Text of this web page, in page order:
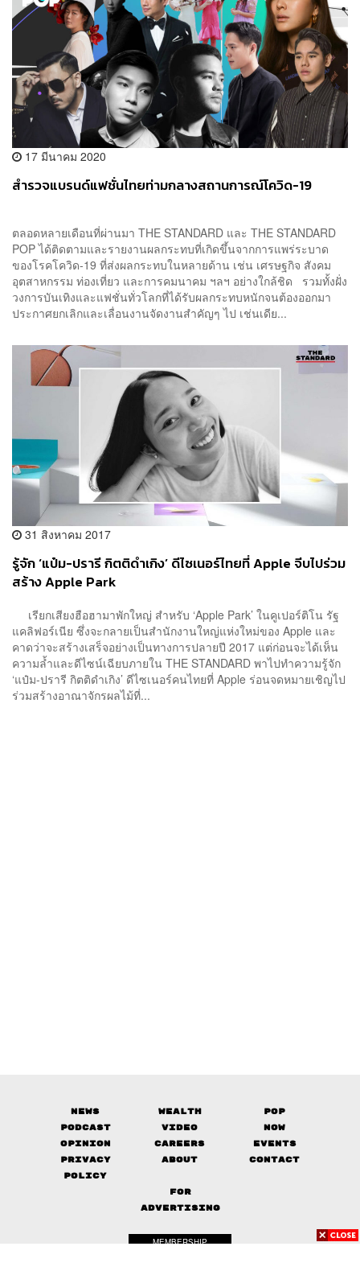
17 มีนาคม 2020
สำรวจแบรนด์แฟชั่นไทยท่ามกลางสถานการณ์โควิด-19
ตลอดหลายเดือนที่ผ่านมา THE STANDARD และ THE STANDARD
POP ได้ติดตามและรายงานผลกระทบที่เกิดขึ้นจากการแพร่ระบาด
ของโรคโควิด-19 ที่ส่งผลกระทบในหลายด้าน เช่น เศรษฐกิจ สังคม
อุตสาหกรรม ท่องเที่ยว และการคมนาคม ฯลฯ อย่างใกล้ชิด รวมทั้งฝั่ง
วงการบันเทิงและแฟชั่นทั่วโลกที่ได้รับผลกระทบหนักจนต้องออกมา
ประกาศยกเลิกและเลื่อนงานจัดงานสำคัญๆ ไป เช่นเดีย...
31 สิงหาคม 2017
รู้จัก ‘แป๋ม-ปรารี กิตติดำเกิง’ ดีไซเนอร์ไทยที่ Apple จีบไปร่วม
สร้าง Apple Park
เรียกเสียงฮือฮามาพักใหญ่ สำหรับ ‘Apple Park’ ในคูเปอร์ติโน รัฐ
แคลิฟอร์เนีย ซึ่งจะกลายเป็นสำนักงานใหญ่แห่งใหม่ของ Apple และ
คาดว่าจะสร้างเสร็จอย่างเป็นทางการปลายปี 2017 แต่ก่อนจะได้เห็น
ความล้ำและดีไซน์เฉียบภายใน THE STANDARD พาไปทำความรู้จัก
‘แป๋ม-ปรารี กิตติดำเกิง’ ดีไซเนอร์คนไทยที่ Apple ร่อนจดหมายเชิญไป
ร่วมสร้างอาณาจักรผลไม้ที่...
News Wealth
Pop
Podcast
Video
Now
Opinion
Careers
Events
Privacy
Policy
About Contact
FOR
ADVERTISING
MEMBERSHIP